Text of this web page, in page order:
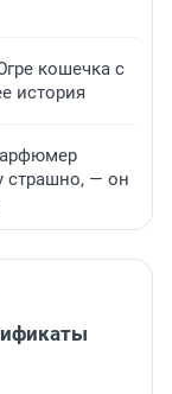
кошечка с
история
страшно, — он